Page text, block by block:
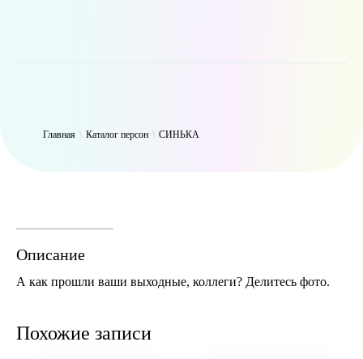
Главная \ Каталог персон \ СИНЬКА
Описание
А как прошли ваши выходные, коллеги? Делитесь фото.
Похожие записи